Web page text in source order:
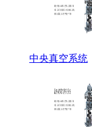
中央真空系统